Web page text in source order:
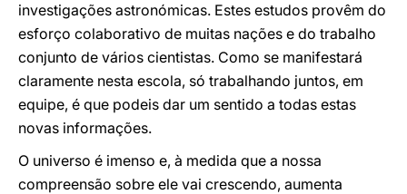
investigações astronómicas. Estes estudos provêm do
esforço colaborativo de muitas nações e do trabalho
conjunto de vários cientistas. Como se manifestará
claramente nesta escola, só trabalhando juntos, em
equipe, é que podeis dar um sentido a todas estas
novas informações.
O universo é imenso e, à medida que a nossa
compreensão sobre ele vai crescendo, aumenta